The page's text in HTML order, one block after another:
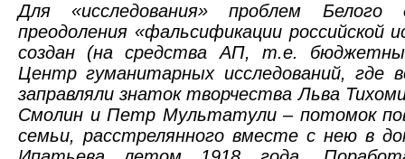
Для «исследования» проблем Белого
преодоления «фальсификации российской
создан (на средства АП, т.е.
Центр гуманитарных исследований, где
заправляли знаток творчества Льва
Смолин и Петр Мультатули – потомок
семьи, расстрелянного вместе с нею в